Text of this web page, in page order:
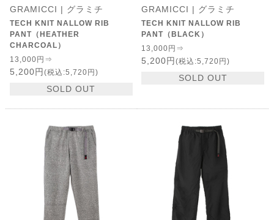
GRAMICCI | グラミチ
TECH KNIT NALLOW RIB
PANT（HEATHER
CHARCOAL）
13,000円⇒
5,200円 (税込:5,720円)
SOLD OUT
GRAMICCI | グラミチ
TECH KNIT NALLOW RIB
PANT（BLACK）
13,000円⇒
5,200円 (税込:5,720円)
SOLD OUT